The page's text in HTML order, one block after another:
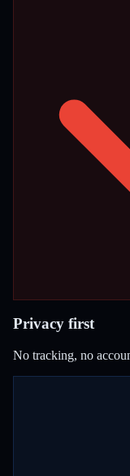
Privacy first
No tracking, no